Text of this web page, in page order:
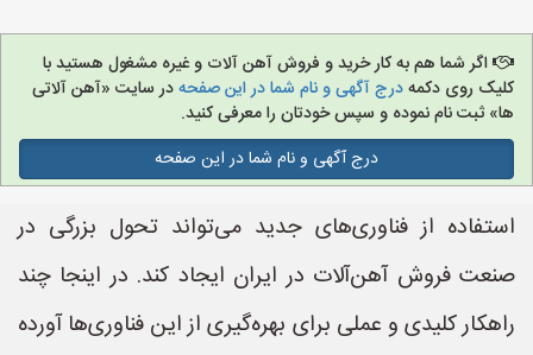
اگر شما هم به کار خرید و فروش آهن آلات و غیره مشغول هستید با
کلیک روی دکمهدرج آگهی و نام شما در این صفحهدر سایت «آهن آلاتی
ها» ثبت نام نموده و سپس خودتان را معرفی کنید.
درج آگهی و نام شما در این صفحه
استفاده از فناوری‌های جدید می‌تواند تحول بزرگی در
صنعت فروش آهن‌آلات در ایران ایجاد کند. در اینجا چند
راهکار کلیدی و عملی برای بهره‌گیری از این فناوری‌ها آورده